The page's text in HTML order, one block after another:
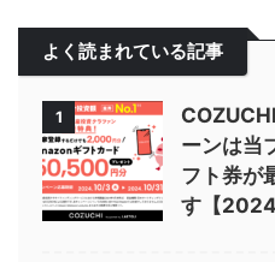
よく読まれている記事
1
ーンは当
フト券が
す【2024